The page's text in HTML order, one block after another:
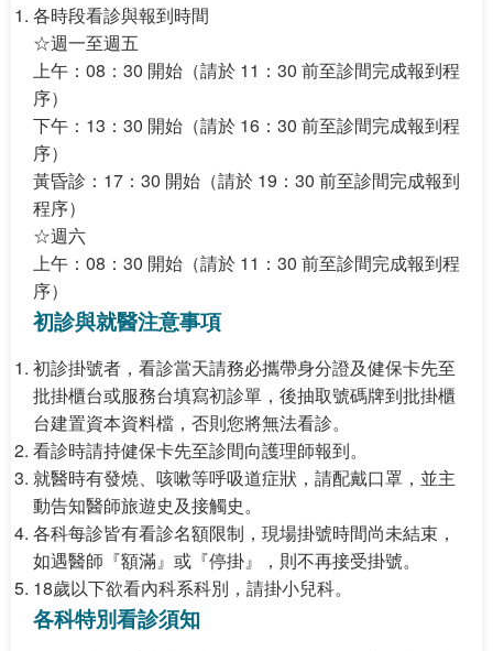
各時段看診與報到時間
☆週一至週五
上午：08：30 開始（請於 11：30 前至診間完成報到程
序）
下午：13：30 開始（請於 16：30 前至診間完成報到程
序）
黃昏診：17：30 開始（請於 19：30 前至診間完成報到
程序）
☆週六
上午：08：30 開始（請於 11：30 前至診間完成報到程
序）
初診與就醫注意事項
初診掛號者 ，看診當天請務必攜帶身分證及健保卡先至
批掛櫃台或服務台填寫初診單，後抽取號碼牌到批掛櫃
台建置資本資料檔，否則您將無法看診。
看診時請持健保卡先至診間向護理師報到。
就醫時有發燒、咳嗽等呼吸道症狀，請配戴口罩，並主
動告知醫師旅遊史及接觸史。
各科每診皆有看診名額限制，現場掛號時間尚未結束，
如遇醫師『額滿』或『停掛』，則不再接受掛號。
18歲以下欲看內科系科別，請掛小兒科。
各科特別看診須知